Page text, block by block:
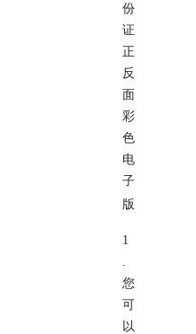
份
证
正
反
面
彩
色
电
子
版
1
您
可
以